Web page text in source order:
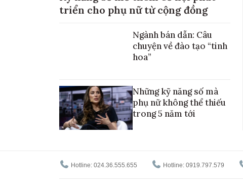
triển cho phụ nữ từ cộng đồng
Ngành bán dẫn: Câu
chuyện về đào tạo “tinh
hoa”
Những kỹ năng số mà
phụ nữ không thể thiếu
trong 5 năm tới
Hotline: 024.36.555.655 Hotline: 0919.797.579